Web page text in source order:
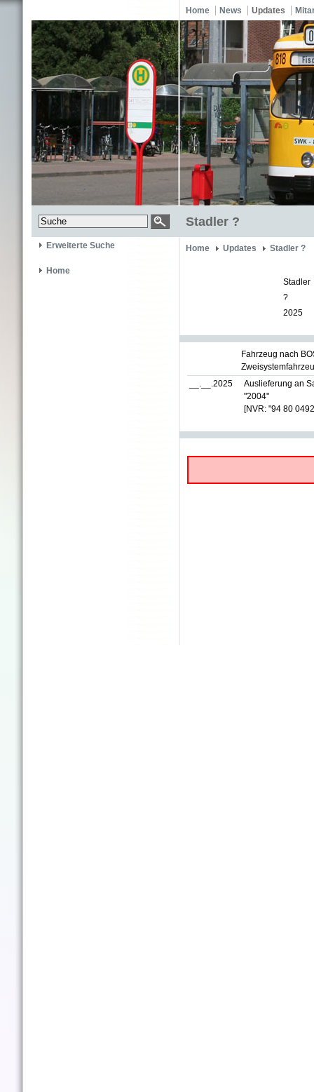
Home News Updates
Stadler ?
Erweiterte Suche
Home
Home Updates Stadler ?
Stadler
?
2025
Fahrzeug nach
__.__.2025
Auslieferung an
"2004"
[NVR: "94 80